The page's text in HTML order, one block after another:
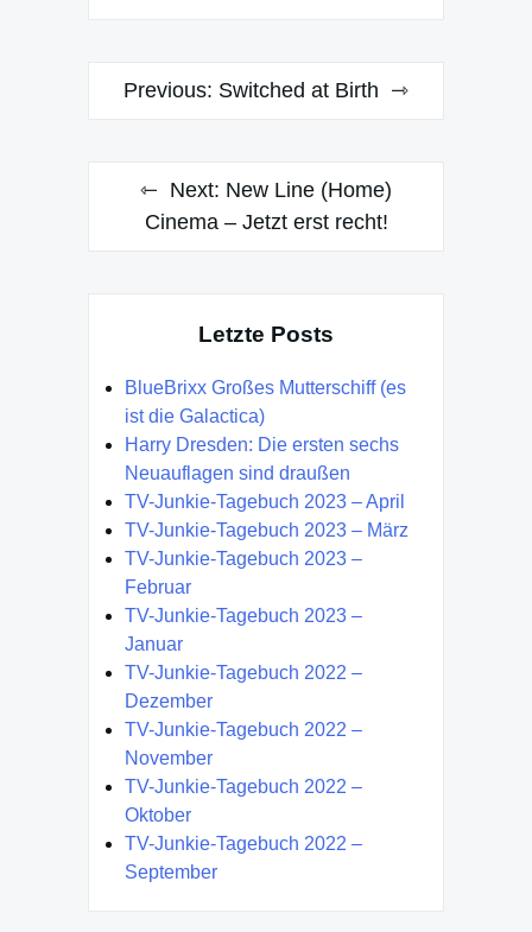
PostPrevious: Switched at Birth
Next: New Line (Home)
Cinema – Jetzt erst recht!
Letzte Posts
BlueBrixx Großes Mutterschiff (es
ist die Galactica)
Harry Dresden: Die ersten sechs
Neuauflagen sind draußen
TV-Junkie-Tagebuch 2023 – April
TV-Junkie-Tagebuch 2023 – März
TV-Junkie-Tagebuch 2023 –
Februar
TV-Junkie-Tagebuch 2023 –
Januar
TV-Junkie-Tagebuch 2022 –
Dezember
TV-Junkie-Tagebuch 2022 –
November
TV-Junkie-Tagebuch 2022 –
Oktober
TV-Junkie-Tagebuch 2022 –
September